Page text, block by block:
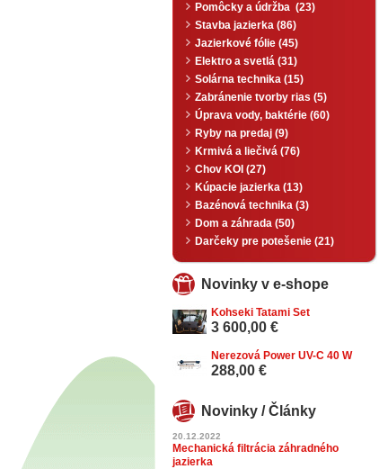
Pomôcky a údržba (23)
Stavba jazierka (86)
Jazierkové fólie (45)
Elektro a svetlá (31)
Solárna technika (15)
Zabránenie tvorby rias (5)
Úprava vody, baktérie (60)
Ryby na predaj (9)
Krmivá a liečivá (76)
Chov KOI (27)
Kúpacie jazierka (13)
Bazénová technika (3)
Dom a záhrada (50)
Darčeky pre potešenie (21)
Novinky v e-shope
Kohseki Tatami Set
3 600,00 €
Nerezová Power UV-C 40 W
288,00 €
Novinky / Články
20.12.2022
Mechanická filtrácia záhradného
jazierka